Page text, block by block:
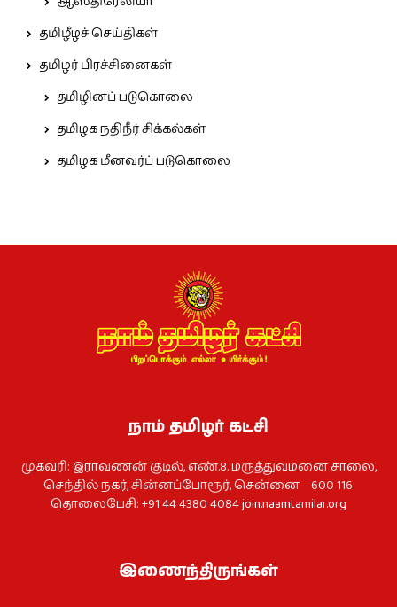
தமிழீழச் செய்திகள்
தமிழர் பிரச்சினைகள்
தமிழினப் படுகொலை
தமிழக நதிநீர் சிக்கல்கள்
தமிழக மீனவர்ப் படுகொலை
நாம் தமிழர் கட்சி
முகவரி: இராவணன் குடில், எண்.8. மருத்துவமனை சாலை,
செந்தில் நகர், சின்னப்போரூர், சென்னை – 600 116.
தொலைபேசி: +91 44 4380 4084join.naamtamilar.org
இணைந்திருங்கள்